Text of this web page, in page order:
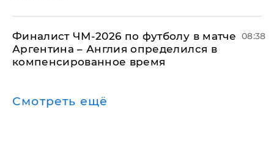
Финалист ЧМ-2026 по футболу в матче
Аргентина – Англия определился в
компенсированное время
08:38
Смотреть ещё